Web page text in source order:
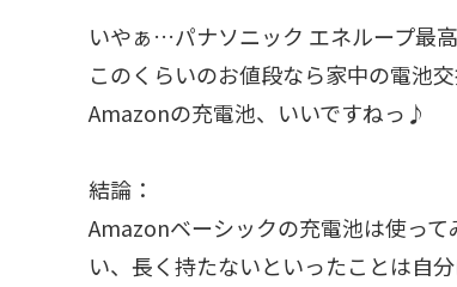
いやぁ…パナソニック エネループ最
このくらいのお値段なら家中の電池
Amazonの充電池、いいですねっ♪
結論：
Amazonベーシックの充電池は使っ
い、長く持たないといったことは自